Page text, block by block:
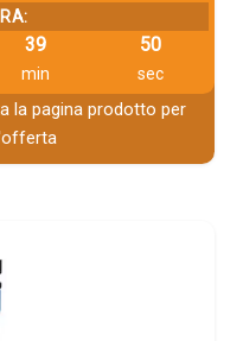
39
min
49
sec
la pagina prodotto per